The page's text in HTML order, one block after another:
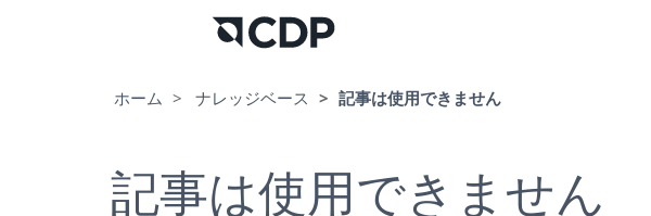
ホーム ナレッジベース 記事は使用できません
記事は使用できません